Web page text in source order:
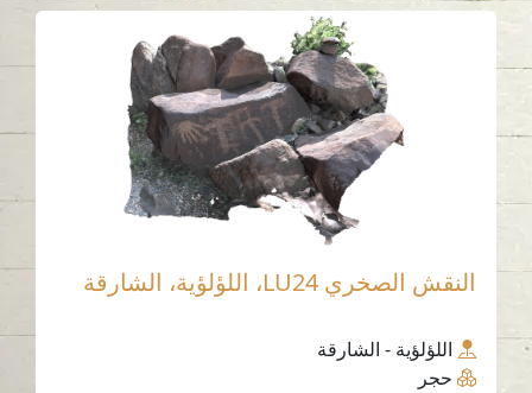
النقش الصخري LU24، اللؤلؤية، الشارقة
اللؤلؤية - الشارقة
حجر